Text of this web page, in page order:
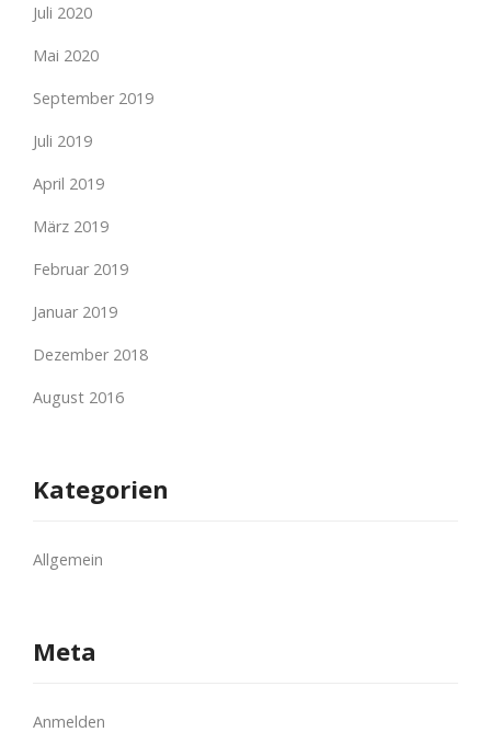
Juli 2020
Mai 2020
September 2019
Juli 2019
April 2019
März 2019
Februar 2019
Januar 2019
Dezember 2018
August 2016
Kategorien
Allgemein
Meta
Anmelden